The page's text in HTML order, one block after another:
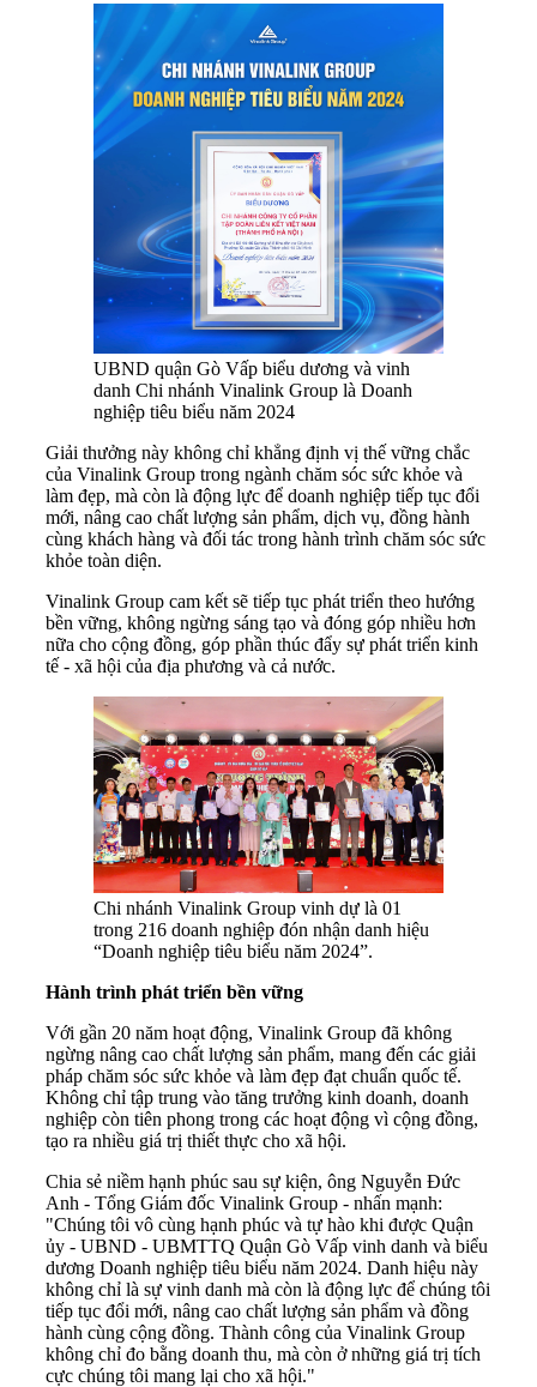
UBND quận Gò Vấp biểu dương và vinh
danh Chi nhánh Vinalink Group là Doanh
nghiệp tiêu biểu năm 2024
Giải thưởng này không chỉ khẳng định vị thế vững chắc
của Vinalink Group trong ngành chăm sóc sức khỏe và
làm đẹp, mà còn là động lực để doanh nghiệp tiếp tục đổi
mới, nâng cao chất lượng sản phẩm, dịch vụ, đồng hành
cùng khách hàng và đối tác trong hành trình chăm sóc sức
khỏe toàn diện.
Vinalink Group cam kết sẽ tiếp tục phát triển theo hướng
bền vững, không ngừng sáng tạo và đóng góp nhiều hơn
nữa cho cộng đồng, góp phần thúc đẩy sự phát triển kinh
tế - xã hội của địa phương và cả nước.
Chi nhánh Vinalink Group vinh dự là 01
trong 216 doanh nghiệp đón nhận danh hiệu
“Doanh nghiệp tiêu biểu năm 2024”.
Hành trình phát triển bền vững
Với gần 20 năm hoạt động, Vinalink Group đã không
ngừng nâng cao chất lượng sản phẩm, mang đến các giải
pháp chăm sóc sức khỏe và làm đẹp đạt chuẩn quốc tế.
Không chỉ tập trung vào tăng trưởng kinh doanh, doanh
nghiệp còn tiên phong trong các hoạt động vì cộng đồng,
tạo ra nhiều giá trị thiết thực cho xã hội.
Chia sẻ niềm hạnh phúc sau sự kiện, ông Nguyễn Đức
Anh - Tổng Giám đốc Vinalink Group - nhấn mạnh:
"Chúng tôi vô cùng hạnh phúc và tự hào khi được Quận
ủy - UBND - UBMTTQ Quận Gò Vấp vinh danh và biểu
dương Doanh nghiệp tiêu biểu năm 2024. Danh hiệu này
không chỉ là sự vinh danh mà còn là động lực để chúng tôi
tiếp tục đổi mới, nâng cao chất lượng sản phẩm và đồng
hành cùng cộng đồng. Thành công của Vinalink Group
không chỉ đo bằng doanh thu, mà còn ở những giá trị tích
cực chúng tôi mang lại cho xã hội."